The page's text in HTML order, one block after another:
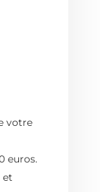
votre
euros.
et